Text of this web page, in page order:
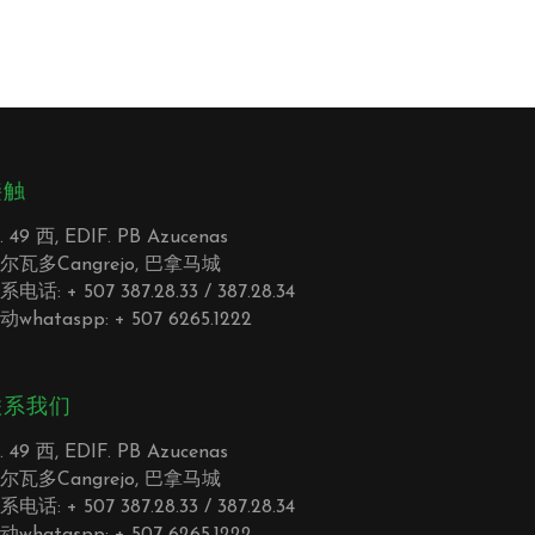
49 西, EDIF. PB Azucenas
瓦多Cangrejo, 巴拿马城
电话: + 507 387.28.33 / 387.28.34
whataspp: + 507 6265.1222
我们
49 西, EDIF. PB Azucenas
瓦多Cangrejo, 巴拿马城
电话: + 507 387.28.33 / 387.28.34